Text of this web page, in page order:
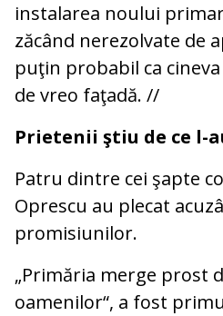
instalarea noului
zăcând nerezolvate de
puţin probabil ca
de vreo faţadă. //
Prietenii ştiu de ce l-
Patru dintre cei şapte
Oprescu au plecat
promisiunilor.
„Primăria merge prost
oamenilor“, a fost